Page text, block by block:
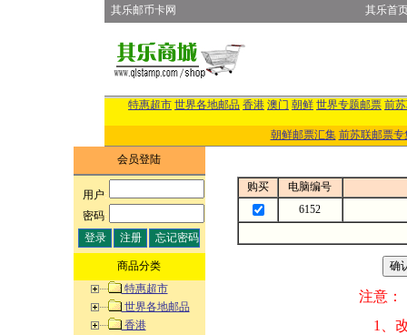
其乐邮币卡网 其乐首
特惠超市 世界各地邮品 香港 澳门 朝鲜 世界专题邮票 前
朝鲜邮票汇集 前苏联邮票专
会员登陆
用户:
密码:
商品分类
特惠超市
世界各地邮品
香港
购买
电脑编号
6152
注意：
1、改变商品数量